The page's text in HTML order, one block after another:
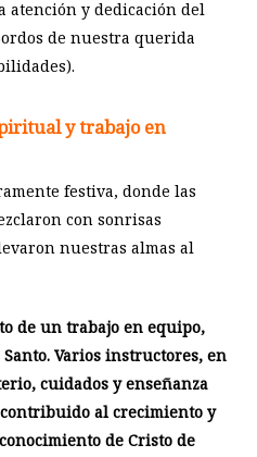
atención y dedicación del
de nuestra querida
y trabajo en
festiva, donde las
con sonrisas
nuestras almas al
de un trabajo en equipo,
Varios instructores, en
cuidados y enseñanza
al crecimiento y
de Cristo de